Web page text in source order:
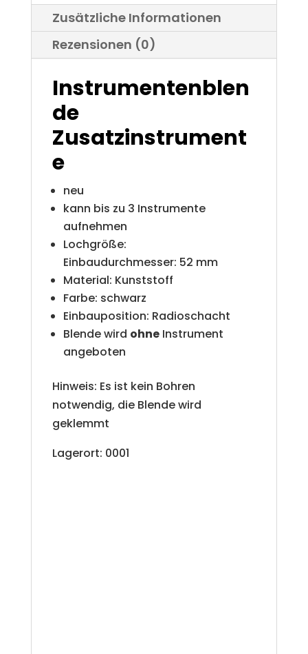
Zusätzliche Informationen
Rezensionen (0)
Instrumentenblen
de
Zusatzinstrument
e
neu
kann bis zu 3 Instrumente
aufnehmen
Lochgröße:
Einbaudurchmesser: 52 mm
Material: Kunststoff
Farbe: schwarz
Einbauposition: Radioschacht
Blende wird ohneInstrument
angeboten
Hinweis: Es ist kein Bohren
notwendig, die Blende wird
geklemmt
Lagerort: 0001